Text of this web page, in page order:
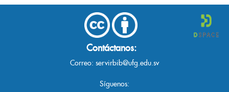
Contáctanos:
Correo: servirbib@ufg.edu.sv
Síguenos: